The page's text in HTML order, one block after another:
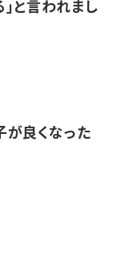
と言われまし
が良くなった